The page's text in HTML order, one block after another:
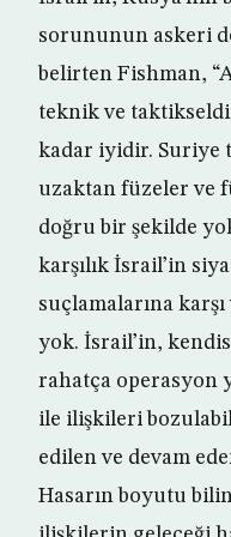
sorununun askeri
belirten Fishman,
teknik ve
kadar iyidir. Suriye
uzaktan füzeler ve
doğru bir şekilde
karşılık İsrail’in
suçlamalarına
yok. İsrail’in,
rahatça operasyon
ile ilişkileri
edilen ve devam
Hasarın boyutu